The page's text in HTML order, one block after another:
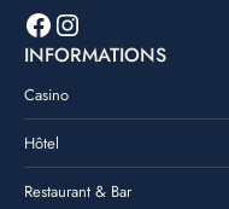
Facebook
Instagram
INFORMATIONS
Casino
Hôtel
Restaurant & Bar